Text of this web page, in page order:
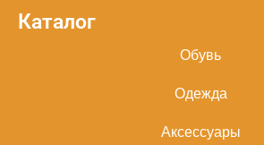
Каталог
Обувь
Одежда
Аксессуары